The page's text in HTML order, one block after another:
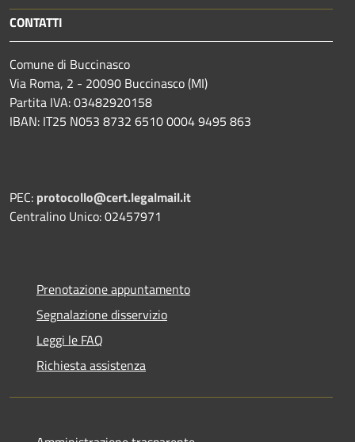
CONTATTI
Comune di Buccinasco
Via Roma, 2 - 20090 Buccinasco (MI)
Partita IVA: 03482920158
IBAN: IT25 N053 8732 6510 0004 9495 863
PEC: protocollo@cert.legalmail.it
Centralino Unico: 02457971
Prenotazione appuntamento
Segnalazione disservizio
Leggi le FAQ
Richiesta assistenza